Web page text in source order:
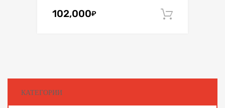
102,000₽
КАТЕГОРИИ